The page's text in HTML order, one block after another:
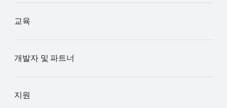
교육
개발자 및 파트너
지원